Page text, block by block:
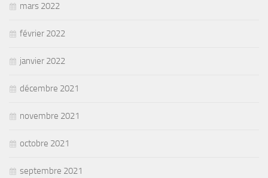
mars 2022
février 2022
janvier 2022
décembre 2021
novembre 2021
octobre 2021
septembre 2021